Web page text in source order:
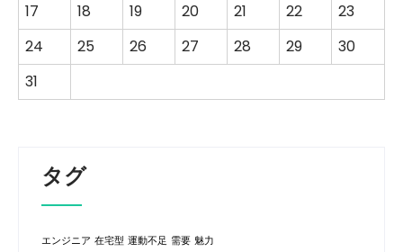
17
18 19 20 21 22
23
24
25 26 27 28 29
30
31
タグ
エンジニア 在宅型 運動不足 需要 魅力